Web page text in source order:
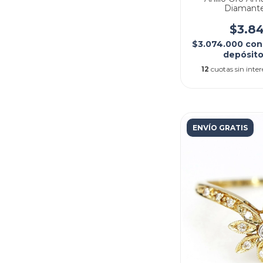
$3.074.000 con
12 cuotas sin
ENVÍO GRATIS